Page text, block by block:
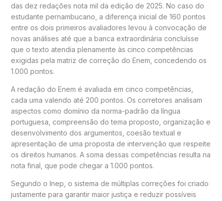
das dez redações nota mil da edição de 2025. No caso do
estudante pernambucano, a diferença inicial de 160 pontos
entre os dois primeiros avaliadores levou à convocação de
novas análises até que a banca extraordinária concluísse
que o texto atendia plenamente às cinco competências
exigidas pela matriz de correção do Enem, concedendo os
1.000 pontos.
A redação do Enem é avaliada em cinco competências,
cada uma valendo até 200 pontos. Os corretores analisam
aspectos como domínio da norma-padrão da língua
portuguesa, compreensão do tema proposto, organização e
desenvolvimento dos argumentos, coesão textual e
apresentação de uma proposta de intervenção que respeite
os direitos humanos. A soma dessas competências resulta na
nota final, que pode chegar a 1.000 pontos.
Segundo o Inep, o sistema de múltiplas correções foi criado
justamente para garantir maior justiça e reduzir possíveis